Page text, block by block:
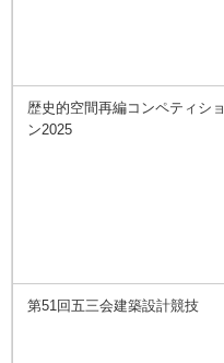
歴史的空間再編コンペティショ
ン2025
第51回五三会建築設計競技